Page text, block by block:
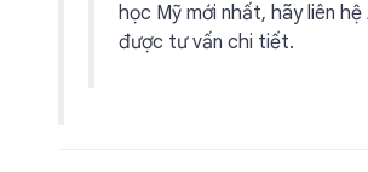
học Mỹ mới nhất, hãy liên hệ
được tư vấn chi tiết.